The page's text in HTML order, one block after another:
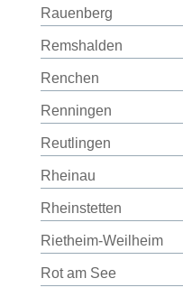
Rauenberg
Remshalden
Renchen
Renningen
Reutlingen
Rheinau
Rheinstetten
Rietheim-Weilheim
Rot am See